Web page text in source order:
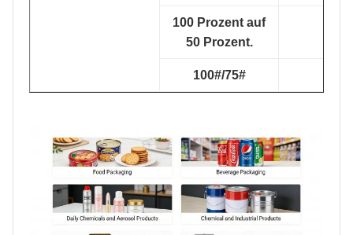
100 Prozent auf
50 Prozent.
100#/75#